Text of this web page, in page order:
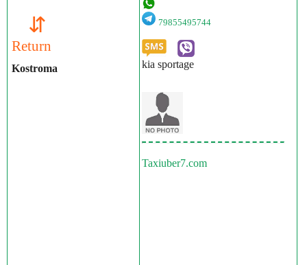
⇵
Return
Kostroma
79855495744
kia sportage
Taxiuber7.com